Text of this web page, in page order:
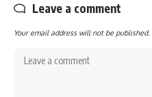
Leave a comment
Your email address will not be published.